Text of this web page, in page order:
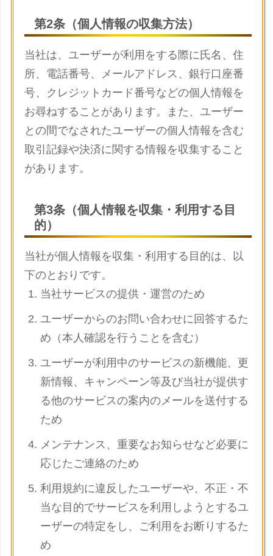
第2条（個人情報の収集方法）
当社は、ユーザーが利用をする際に氏名、住
所、電話番号、メールアドレス、銀行口座番
号、クレジットカード番号などの個人情報を
お尋ねすることがあります。また、ユーザー
との間でなされたユーザーの個人情報を含む
取引記録や決済に関する情報を収集すること
があります。
第3条（個人情報を収集・利用する目
的）
当社が個人情報を収集・利用する目的は、以
下のとおりです。
当社サービスの提供・運営のため
ユーザーからのお問い合わせに回答するた
め（本人確認を行うことを含む）
ユーザーが利用中のサービスの新機能、更
新情報、キャンペーン等及び当社が提供す
る他のサービスの案内のメールを送付する
ため
メンテナンス、重要なお知らせなど必要に
応じたご連絡のため
利用規約に違反したユーザーや、不正・不
当な目的でサービスを利用しようとするユ
ーザーの特定をし、ご利用をお断りするた
め